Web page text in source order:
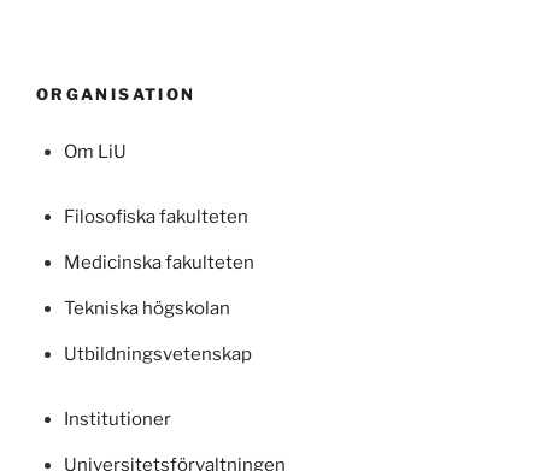
ORGANISATION
Om LiU
Filosofiska fakulteten
Medicinska fakulteten
Tekniska högskolan
Utbildningsvetenskap
Institutioner
Universitetsförvaltningen